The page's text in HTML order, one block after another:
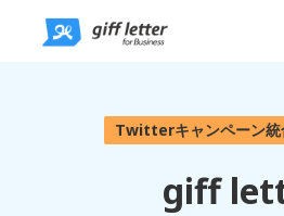
Twitterキャンペーン統
giff